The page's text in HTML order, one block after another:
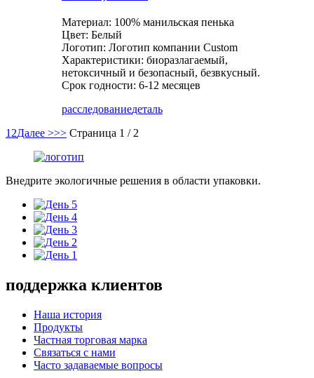
Материал: 100% манильская пенька
Цвет: Белый
Логотип: Логотип компании Custom
Характеристики: биоразлагаемый,
нетоксичный и безопасный, безвкусный.
Срок годности: 6-12 месяцев
расследованиедеталь
1 2Далее >>> Страница 1 / 2
Внедрите экологичные решения в области упаковки.
поддержка клиентов
Наша история
Продукты
Частная торговая марка
Связаться с нами
Часто задаваемые вопросы